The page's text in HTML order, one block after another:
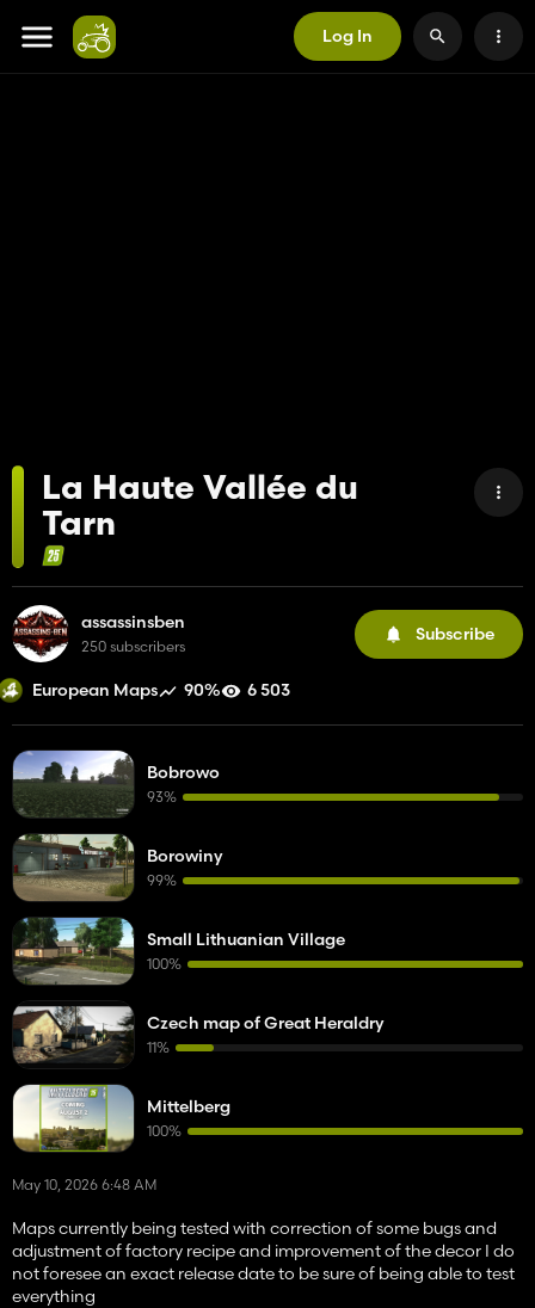
Log In
La Haute Vallée du
Tarn
assassinsben
250 subscribers
Subscribe
European Maps 90% 6 503
May 10, 2026 6:48 AM
Maps currently being tested with correction of some bugs and
adjustment of factory recipe and improvement of the decor I do
not foresee an exact release date to be sure of being able to test
everything
Bobrowo
93%
Borowiny
99%
Small Lithuanian Village
100%
Czech map of Great Heraldry
11%
Mittelberg
100%